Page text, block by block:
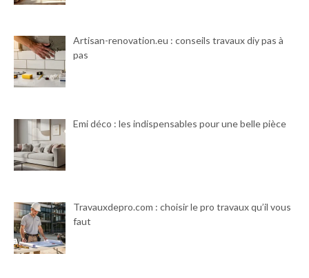
Artisan-renovation.eu : conseils travaux diy pas à
pas
Emi déco : les indispensables pour une belle pièce
Travauxdepro.com : choisir le pro travaux qu’il vous
faut